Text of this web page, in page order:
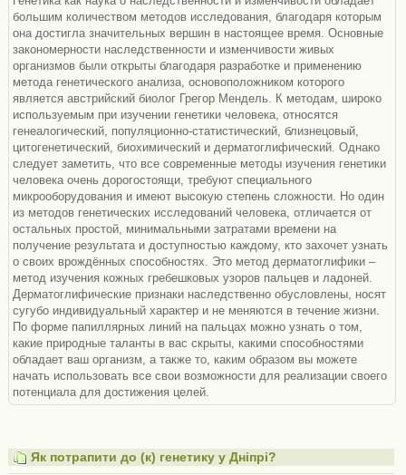
большим количеством методов исследования, благодаря которым
она достигла значительных вершин в настоящее время. Основные
закономерности наследственности и изменчивости живых
организмов были открыты благодаря разработке и применению
метода генетического анализа, основоположником которого
является австрийский биолог Грегор Мендель. К методам, широко
используемым при изучении генетики человека, относятся
генеалогический, популяционно-статистический, близнецовый,
цитогенетический, биохимический и дерматоглифический. Однако
следует заметить, что все современные методы изучения генетики
человека очень дорогостоящи, требуют специального
микрооборудования и имеют высокую степень сложности. Но один
из методов генетических исследований человека, отличается от
остальных простой, минимальными затратами времени на
получение результата и доступностью каждому, кто захочет узнать
о своих врождённых способностях. Это метод дерматоглифики –
метод изучения кожных гребешковых узоров пальцев и ладоней.
Дерматоглифические признаки наследственно обусловлены, носят
сугубо индивидуальный характер и не меняются в течение жизни.
По форме папиллярных линий на пальцах можно узнать о том,
какие природные таланты в вас скрыты, какими способностями
обладает ваш организм, а также то, каким образом вы можете
начать использовать все свои возможности для реализации своего
потенциала для достижения целей.
Як потрапити до (к) генетику у Дніпрі?